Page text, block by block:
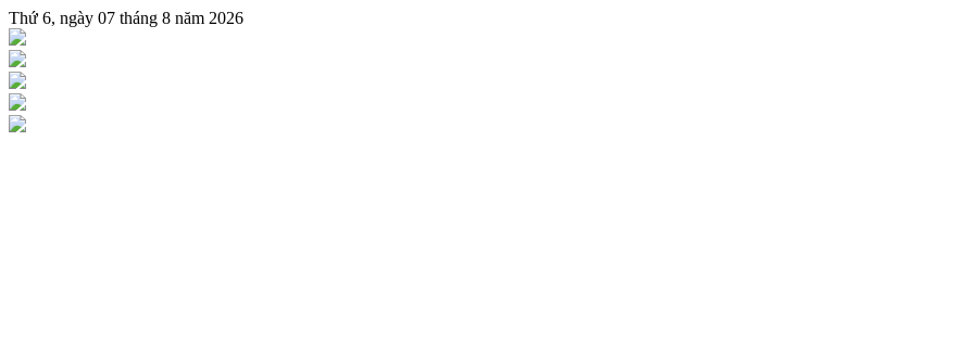
Thứ 6, ngày 07 tháng 8 năm 2026